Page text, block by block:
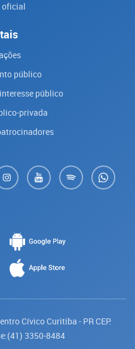
oficial
público
público
privada
Cívico Curitiba - PR CEP:
3350-8484